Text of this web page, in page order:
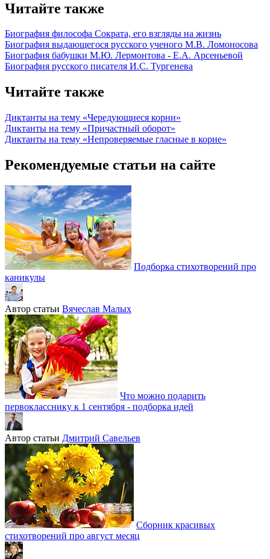
Читайте также
Биография философа Сократа, его взгляды на жизнь
Биография выдающегося русского ученого М.В. Ломоносова
Биография бабушки М.Ю. Лермонтова - Е.А. Арсеньевой
Биография русского писателя И.С. Тургенева
Читайте также
Диктанты на тему «Чередующиеся корни»
Диктанты на тему «Причастный оборот»
Диктанты на тему «Непроверяемые гласные в корне»
Рекомендуемые статьи на сайте
Подборка стихотворений про
каникулы
Автор статьи Вячеслав Малых
Что можно подарить
первокласснику к 1 сентября - подборка идей
Автор статьи Дмитрий Савельев
Сборник красивых
стихотворений про август месяц